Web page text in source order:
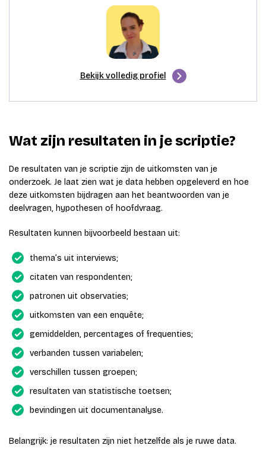
Bekijk volledig profiel
Wat zijn resultaten in je scriptie?
De resultaten van je scriptie zijn de uitkomsten van je
onderzoek. Je laat zien wat je data hebben opgeleverd en hoe
deze uitkomsten bijdragen aan het beantwoorden van je
deelvragen, hypothesen of hoofdvraag.
Resultaten kunnen bijvoorbeeld bestaan uit:
thema’s uit interviews;
citaten van respondenten;
patronen uit observaties;
uitkomsten van een enquête;
gemiddelden, percentages of frequenties;
verbanden tussen variabelen;
verschillen tussen groepen;
resultaten van statistische toetsen;
bevindingen uit documentanalyse.
Belangrijk: je resultaten zijn niet hetzelfde als je ruwe data.